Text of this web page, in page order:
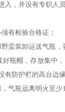
入，并设有专职人员
有检验合格证；
蛮装卸运送气瓶，
好瓶帽，存放集中
有防护栏的高台边缘
气瓶远离明火至少